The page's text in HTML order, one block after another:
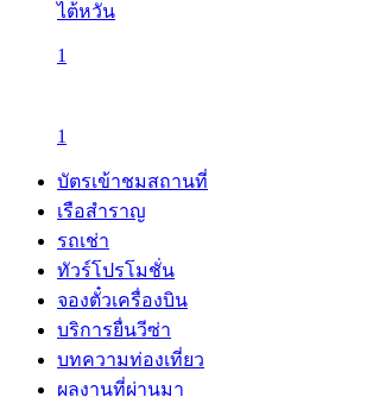
ไต้หวัน
1
1
บัตรเข้าชมสถานที่
เรือสำราญ
รถเช่า
ทัวร์โปรโมชั่น
จองตั๋วเครื่องบิน
บริการยื่นวีซ่า
บทความท่องเที่ยว
ผลงานที่ผ่านมา